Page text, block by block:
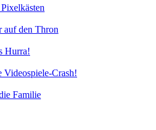
auf den Thron
Hurra!
Videospiele-Crash!
Familie